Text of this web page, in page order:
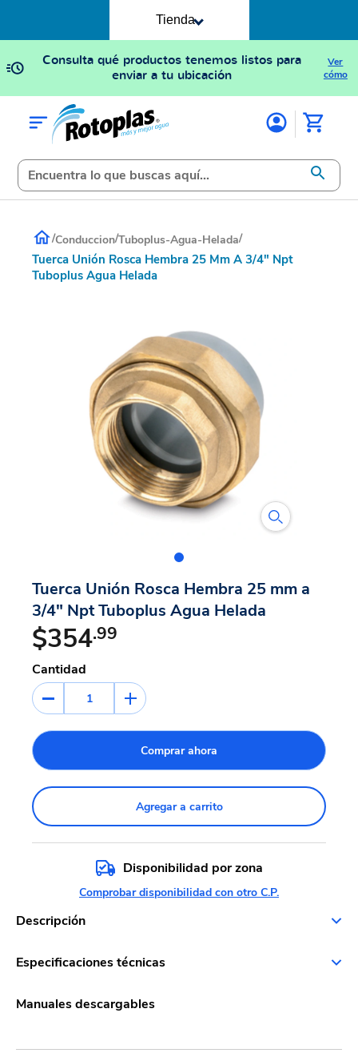
Tienda
Consulta qué productos tenemos listos para
enviar a tu ubicación
Ver
cómo
/Conduccion/Tuboplus-Agua-Helada/
Tuerca Unión Rosca Hembra 25 Mm A 3/4" Npt
Tuboplus Agua Helada
Tuerca Unión Rosca Hembra 25 mm a
3/4" Npt Tuboplus Agua Helada
$354.99
Cantidad
1
Comprar ahora
Agregar a carrito
Disponibilidad por zona
Comprobar disponibilidad con otro C.P.
Descripción
Especificaciones técnicas
Manuales descargables